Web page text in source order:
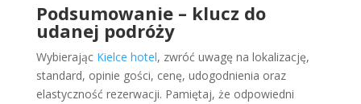
Podsumowanie – klucz do
udanej podróży
Wybierając Kielce hotel, zwróć uwagę na lokalizację,
standard, opinie gości, cenę, udogodnienia oraz
elastyczność rezerwacji. Pamiętaj, że odpowiedni